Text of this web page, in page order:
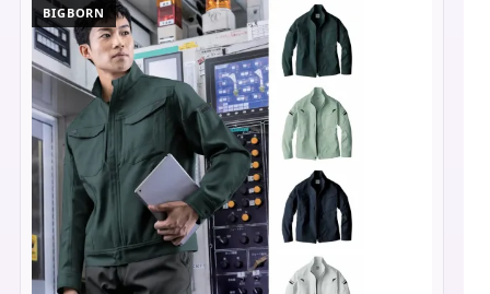
BIGBORN